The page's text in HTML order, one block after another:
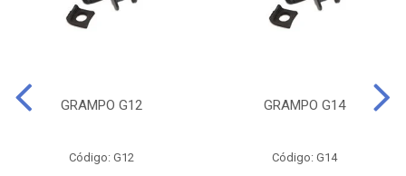
GRAMPO G12
Código: G12
GRAMPO G14
Código: G14